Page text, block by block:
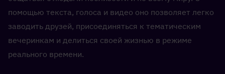
помощью текста, голоса и видео оно позволяет легко
заводить друзей, присоединяться к тематическим
вечеринкам и делиться своей жизнью в режиме
реального времени.